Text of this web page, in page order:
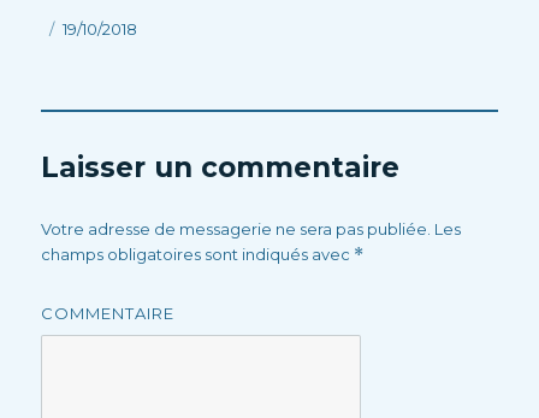
Publié
19/10/2018
Laisser un commentaire
Votre adresse de messagerie ne sera pas publiée. Les
champs obligatoires sont indiqués avec *
COMMENTAIRE